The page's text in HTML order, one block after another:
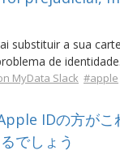
substituir a sua
de identidade.
MyData Slack #apple
IDの方がこ
でしょう